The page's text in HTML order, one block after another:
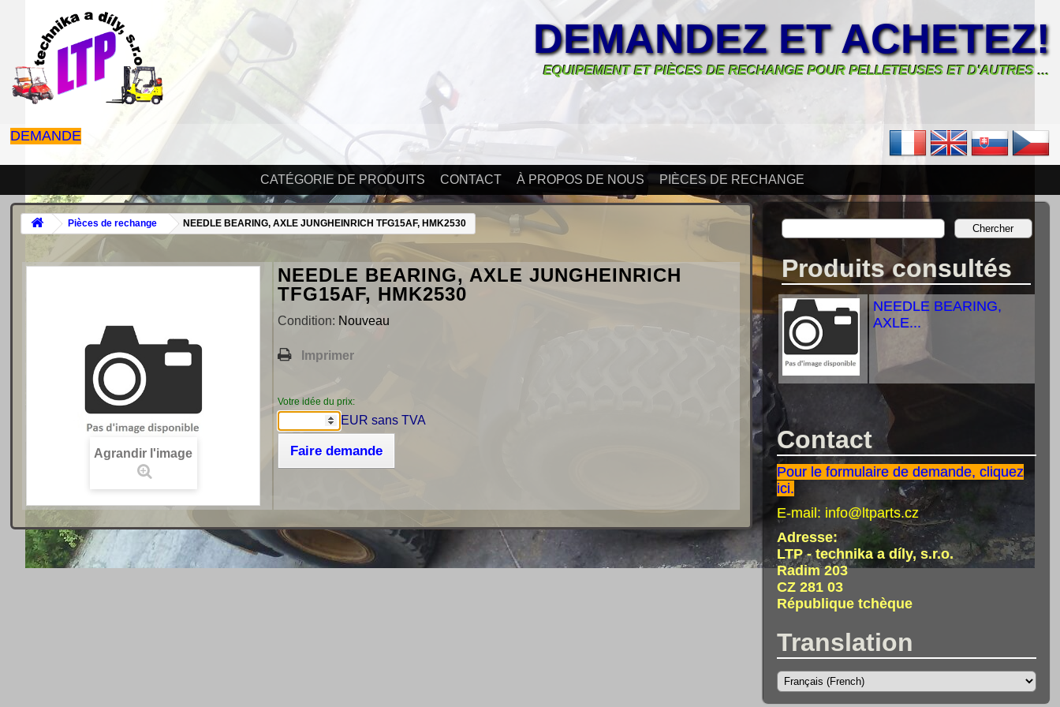
DEMANDEZ ET ACHETEZ!
EQUIPEMENT ET PIÈCES DE RECHANGE POUR PELLETEUSES ET D'AUTRES ...
DEMANDE
CATÉGORIE DE PRODUITS CONTACT À PROPOS DE NOUS PIÈCES DE RECHANGE
Produits consultés
NEEDLE BEARING,
AXLE...
Contact
Pour le formulaire de demande, cliquez
ici.
E-mail: info@ltparts.cz
Adresse:
LTP - technika a díly, s.r.o.
Radim 203
CZ 281 03
République tchèque
Translation
Pièces de rechange NEEDLE BEARING, AXLE JUNGHEINRICH TFG15AF, HMK2530
Agrandir l'image
NEEDLE BEARING, AXLE JUNGHEINRICH
TFG15AF, HMK2530
Condition: Nouveau
Imprimer
Votre idée du prix:
EUR sans TVA
Faire demande